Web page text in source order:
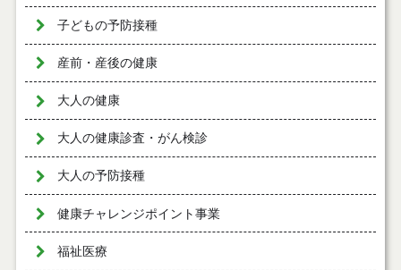
子どもの予防接種
産前・産後の健康
大人の健康
大人の健康診査・がん検診
大人の予防接種
健康チャレンジポイント事業
福祉医療